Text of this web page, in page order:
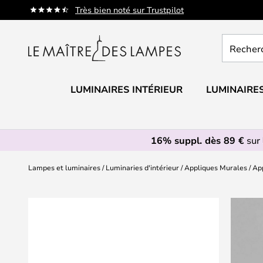
Très bien noté sur Trustpilot
Allez
au
un
LUMINAIRES INTÉRIEUR
16% suppl. dès 89 €sur
Lampes et luminaires Luminaries d'intérieur Appliques Murales